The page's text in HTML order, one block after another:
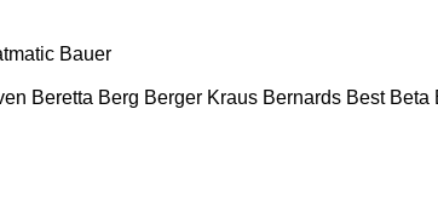
Bauer
Beretta Berg Berger Kraus Bernards Best Beta